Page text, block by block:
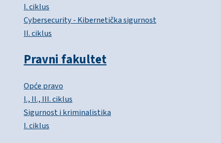
I. ciklus
Cybersecurity - Kibernetička sigurnost
II. ciklus
Pravni fakultet
Opće pravo
I., II., III. ciklus
Sigurnost i kriminalistika
I. ciklus